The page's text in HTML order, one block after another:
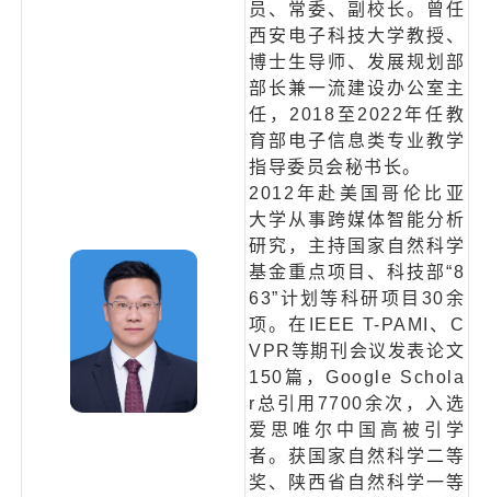
员、常委、副校长。曾任
西安电子科技大学教授、
博士生导师、发展规划部
部长兼一流建设办公室主
任，2018至2022年任教
育部电子信息类专业教学
指导委员会秘书长。
2012年赴美国哥伦比亚
大学从事跨媒体智能分析
研究，主持国家自然科学
基金重点项目、科技部“8
63”计划等科研项目30余
项。在IEEE T-PAMI、C
VPR等期刊会议发表论文
150篇，Google Schola
r总引用7700余次，入选
爱思唯尔中国高被引学
者。获国家自然科学二等
奖、陕西省自然科学一等